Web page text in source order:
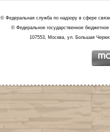
© Федеральная служба по надзору в сфере
© Федеральное государственное
107553, Москва, ул. Большая